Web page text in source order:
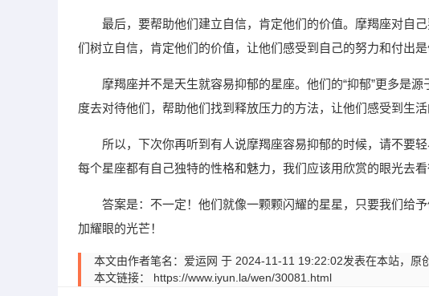
最后，要帮助他们建立自信，肯定他们的价值。摩羯座对自
们树立自信，肯定他们的价值，让他们感受到自己的努力和付出是
摩羯座并不是天生就容易抑郁的星座。他们的“抑郁”更多是
度去对待他们，帮助他们找到释放压力的方法，让他们感受到生活
所以，下次你再听到有人说摩羯座容易抑郁的时候，请不要
每个星座都有自己独特的性格和魅力，我们应该用欣赏的眼光去
答案是：不一定！他们就像一颗颗闪耀的星星，只要我们给
加耀眼的光芒！
本文由作者笔名：爱运网 于 2024-11-11 19:22:02发表在本站，原
本文链接： https://www.iyun.la/wen/30081.html